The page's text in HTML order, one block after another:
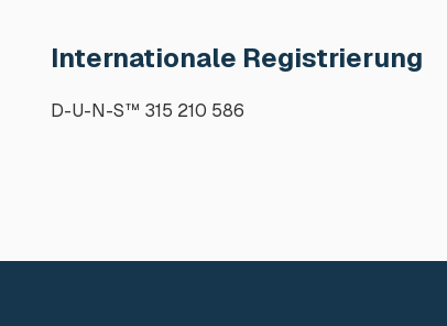
Internationale Registrierung
D-U-N-S™ 315 210 586